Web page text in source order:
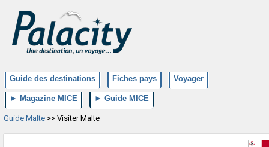
Guide des destinations Fiches pays Voyager
► Magazine MICE ► Guide MICE
Guide Malte >> Visiter Malte